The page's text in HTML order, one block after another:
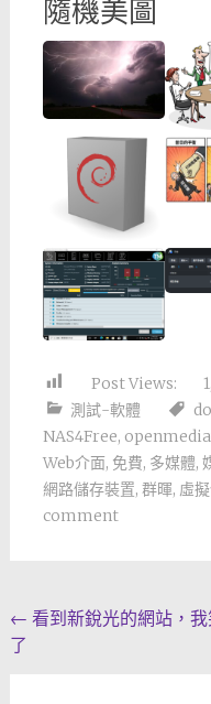
隨機美圖
Post Views:
測試-軟體
NAS4Free,
Web介面, 免費, 多媒體,
網路儲存裝置, 群暉, 虛
comment
Post
navigation
← 看到新銳光的網站，
了